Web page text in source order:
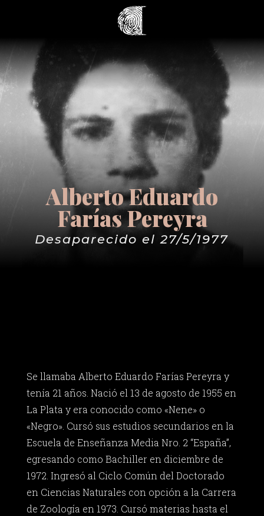
Alberto Eduardo
Farías Pereyra
Desaparecido el 27/5/1977
Se llamaba Alberto Eduardo Farías Pereyra y
tenía 21 años. Nació el 13 de agosto de 1955 en
La Plata y era conocido como «Nene» o
«Negro». Cursó sus estudios secundarios en la
Escuela de Enseñanza Media Nro. 2 “España”,
egresando como Bachiller en diciembre de
1972. Ingresó al Ciclo Común del Doctorado
en Ciencias Naturales con opción a la Carrera
de Zoología en 1973. Cursó materias hasta el